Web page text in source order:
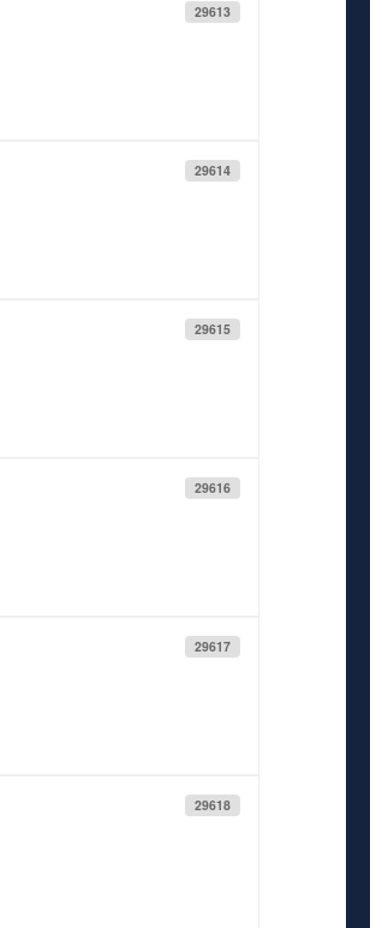
29613
29614
29615
29616
29617
29618